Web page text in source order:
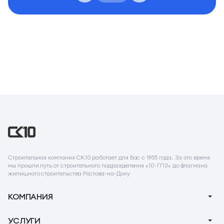
Строительная компания СК10 работает для Вас с 1955 года. За это время
мы прошли путь от строительного подразделения «10-ГПЗ» до флагмана
жилищного строительства Ростова-на-Дону
КОМПАНИЯ
О компании
УСЛУГИ